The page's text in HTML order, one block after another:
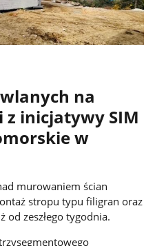
na
inicjatywy SIM
w
murowaniem ścian
stropu typu filigran oraz
od zeszłego tygodnia.